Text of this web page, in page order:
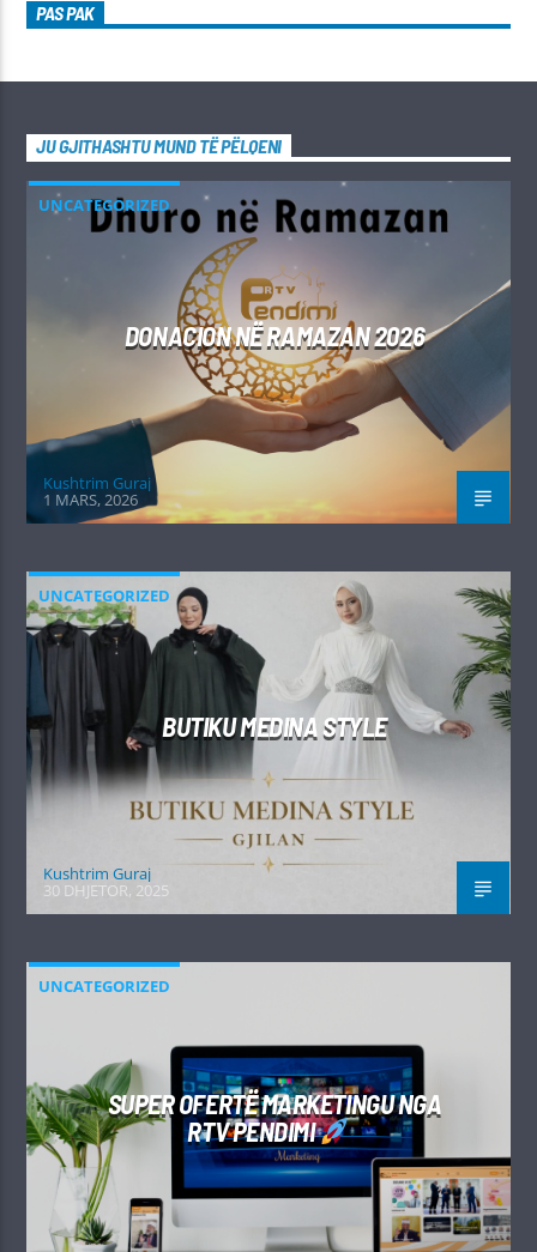
PAS PAK
JU GJITHASHTU MUND TË PËLQENI
UNCATEGORIZED
DONACION NË RAMAZAN 2026
Kushtrim Guraj
1 MARS, 2026
UNCATEGORIZED
BUTIKU MEDINA STYLE
Kushtrim Guraj
30 DHJETOR, 2025
UNCATEGORIZED
SUPER OFERTË MARKETINGU NGA
RTV PENDIMI